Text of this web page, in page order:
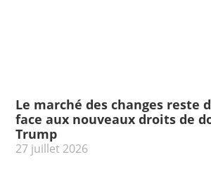
Le marché des changes reste
face aux nouveaux droits de
Trump
27 juillet 2026